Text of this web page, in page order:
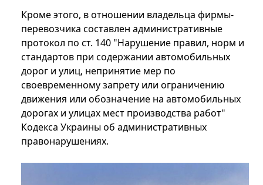
Кроме этого, в отношении владельца фирмы-
перевозчика составлен административные
протокол по ст. 140 "Нарушение правил, норм и
стандартов при содержании автомобильных
дорог и улиц, непринятие мер по
своевременному запрету или ограничению
движения или обозначение на автомобильных
дорогах и улицах мест производства работ"
Кодекса Украины об административных
правонарушениях.